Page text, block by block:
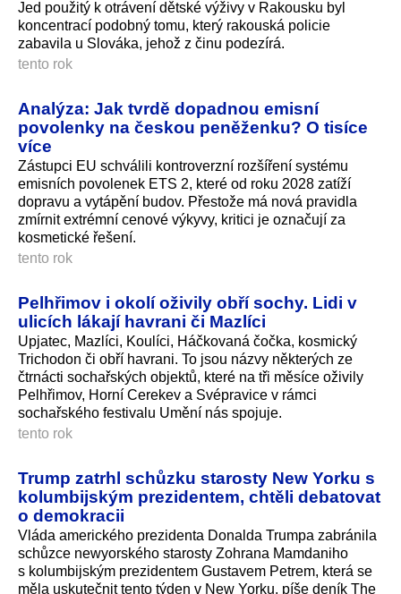
Jed použitý k otrávení dětské výživy v Rakousku byl
koncentrací podobný tomu, který rakouská policie
zabavila u Slováka, jehož z činu podezírá.
tento rok
Analýza: Jak tvrdě dopadnou emisní
povolenky na českou peněženku? O tisíce
více
Zástupci EU schválili kontroverzní rozšíření systému
emisních povolenek ETS 2, které od roku 2028 zatíží
dopravu a vytápění budov. Přestože má nová pravidla
zmírnit extrémní cenové výkyvy, kritici je označují za
kosmetické řešení.
tento rok
Pelhřimov i okolí oživily obří sochy. Lidi v
ulicích lákají havrani či Mazlíci
Upjatec, Mazlíci, Koulíci, Háčkovaná čočka, kosmický
Trichodon či obří havrani. To jsou názvy některých ze
čtrnácti sochařských objektů, které na tři měsíce oživily
Pelhřimov, Horní Cerekev a Svépravice v rámci
sochařského festivalu Umění nás spojuje.
tento rok
Trump zatrhl schůzku starosty New Yorku s
kolumbijským prezidentem, chtěli debatovat
o demokracii
Vláda amerického prezidenta Donalda Trumpa zabránila
schůzce newyorského starosty Zohrana Mamdaniho
s kolumbijským prezidentem Gustavem Petrem, která se
měla uskutečnit tento týden v New Yorku, píše deník The